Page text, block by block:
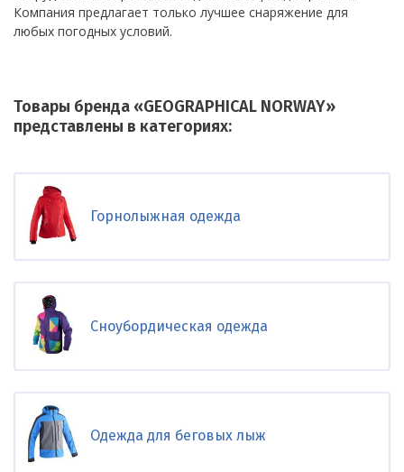
Компания предлагает только лучшее снаряжение для
любых погодных условий.
Товары бренда «GEOGRAPHICAL NORWAY»
представлены в категориях:
Горнолыжная одежда
Сноубордическая одежда
Одежда для беговых лыж